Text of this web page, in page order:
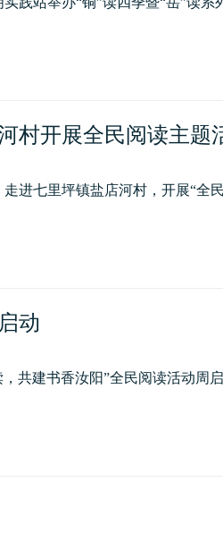
村开展全民阅读主题
进七里坪镇盐店河村，开展“全
动
共建书香汝阳”全民阅读活动周